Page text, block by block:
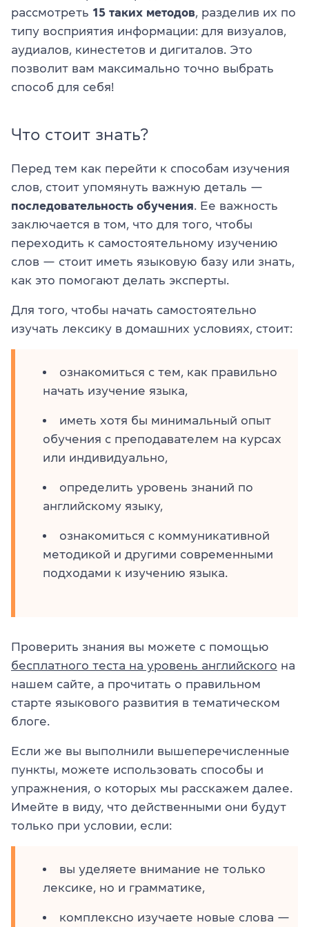
рассмотреть 15 таких методов , разделив их по
типу восприятия информации: для визуалов,
аудиалов, кинестетов и дигиталов. Это
позволит вам максимально точно выбрать
способ для себя!
Что стоит знать?
Перед тем как перейти к способам изучения
слов, стоит упомянуть важную деталь —
последовательность обучения . Ее важность
заключается в том, что для того, чтобы
переходить к самостоятельному изучению
слов — стоит иметь языковую базу или знать,
как это помогают делать эксперты.
Для того, чтобы начать самостоятельно
изучать лексику в домашних условиях, стоит:
ознакомиться с тем, как правильно
начать изучение языка,
иметь хотя бы минимальный опыт
обучения с преподавателем на курсах
или индивидуально,
определить уровень знаний по
английскому языку,
ознакомиться с коммуникативной
методикой и другими современными
подходами к изучению языка.
Проверить знания вы можете с помощью
бесплатного теста на уровень английского на
нашем сайте, а прочитать о правильном
старте языкового развития в тематическом
блоге.
Если же вы выполнили вышеперечисленные
пункты, можете использовать способы и
упражнения, о которых мы расскажем далее.
Имейте в виду, что действенными они будут
только при условии, если:
вы уделяете внимание не только
лексике, но и грамматике,
комплексно изучаете новые слова —